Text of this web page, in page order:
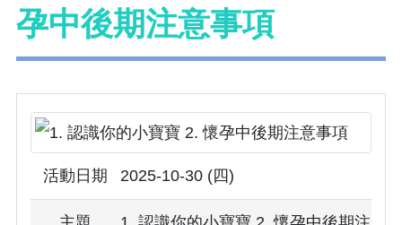
孕中後期注意事項
活動日期 2025-10-30 (四)